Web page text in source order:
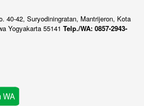
40-42, Suryodiningratan, Mantrijeron, Kota
Yogyakarta 55141 Telp./WA: 0857-2943-